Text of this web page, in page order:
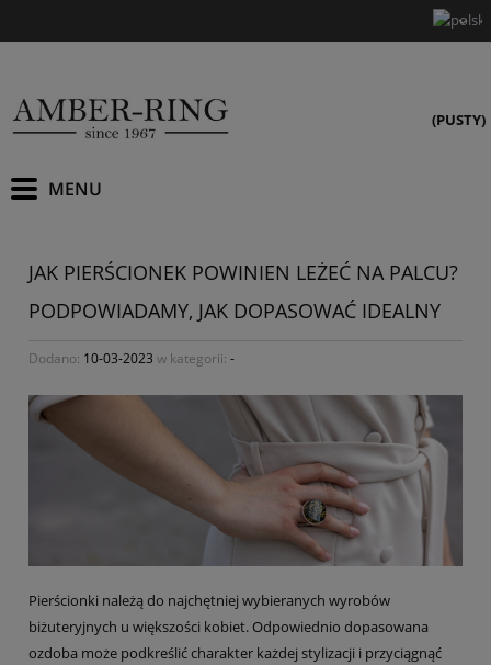
(PUSTY)
JAK PIERŚCIONEK POWINIEN LEŻEĆ NA PALCU?
PODPOWIADAMY, JAK DOPASOWAĆ IDEALNY
Dodano: 10-03-2023 w kategorii: -
Pierścionki należą do najchętniej wybieranych wyrobów
biżuteryjnych u większości kobiet. Odpowiednio dopasowana
ozdoba może podkreślić charakter każdej stylizacji i przyciągnąć